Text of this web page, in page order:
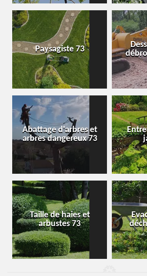
Paysagiste 73
Abattage d'arbres et
arbres dangereux 73
Taille de haies et
arbustes 73